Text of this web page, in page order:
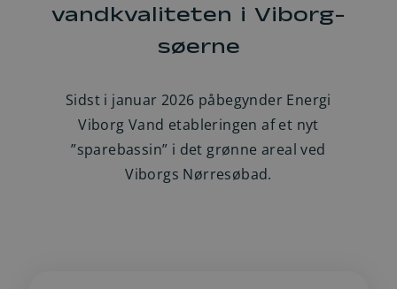
vandkvaliteten i Viborg-
søerne
Sidst i januar 2026 påbegynder Energi
Viborg Vand etableringen af et nyt
”sparebassin” i det grønne areal ved
Viborgs Nørresøbad.